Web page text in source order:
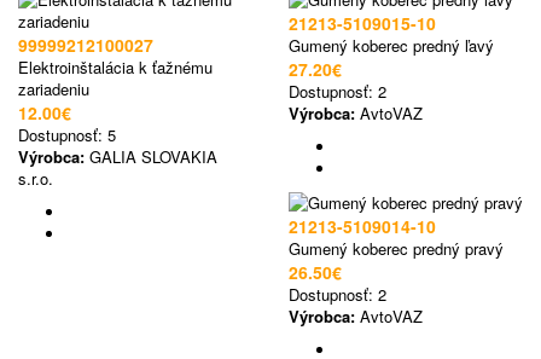
99999212100027
Elektroinštalácia k ťažnému
zariadeniu
12.00€
Dostupnosť: 5
Výrobca: GALIA SLOVAKIA
s.r.o.
21213-5109015-10
Gumený koberec predný ľavý
27.20€
Dostupnosť: 2
Výrobca: AvtoVAZ
21213-5109014-10
Gumený koberec predný pravý
26.50€
Dostupnosť: 2
Výrobca: AvtoVAZ